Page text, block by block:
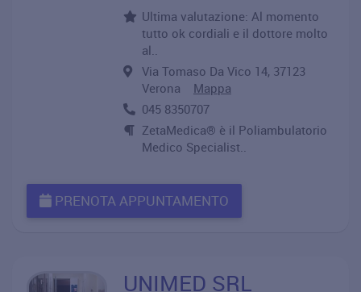
Ultima valutazione: Al momento
tutto ok cordiali e il dottore molto
al..
Via Tomaso Da Vico 14, 37123
Verona Mappa
045 8350707
ZetaMedica® è il Poliambulatorio
Medico Specialist..
PRENOTA APPUNTAMENTO
UNIMED SRL